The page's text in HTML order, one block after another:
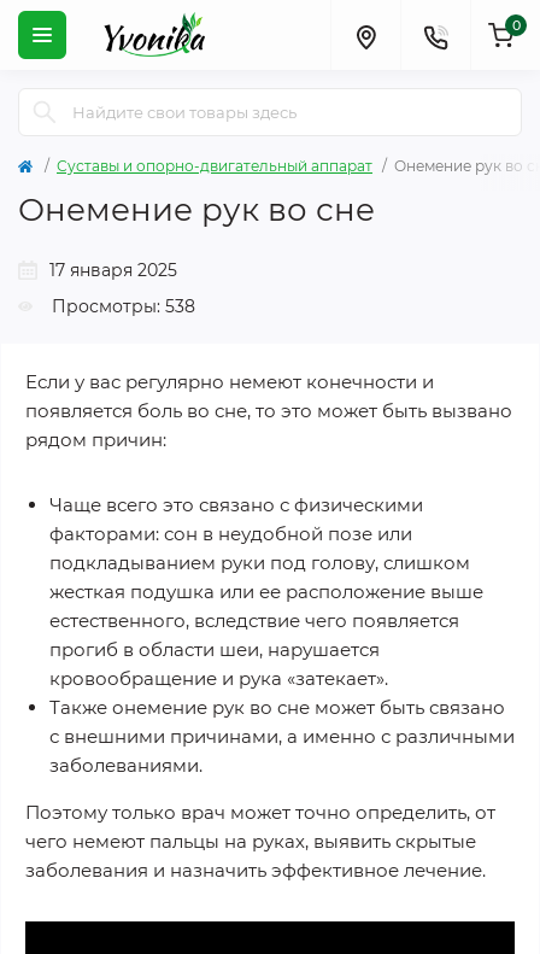
0
Суставы и опорно-двигательный аппарат Онемение рук во
Онемение рук во сне
17 января 2025
Просмотры: 538
Если у вас регулярно немеют конечности и
появляется боль во сне, то это может быть вызвано
рядом причин:
Чаще всего это связано с физическими
факторами: сон в неудобной позе или
подкладыванием руки под голову, слишком
жесткая подушка или ее расположение выше
естественного, вследствие чего появляется
прогиб в области шеи, нарушается
кровообращение и рука «затекает».
Также онемение рук во сне может быть связано
с внешними причинами, а именно с различными
заболеваниями.
Поэтому только врач может точно определить, от
чего немеют пальцы на руках, выявить скрытые
заболевания и назначить эффективное лечение.